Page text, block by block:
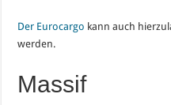
Der Eurocargo kann auch
werden.
Massif